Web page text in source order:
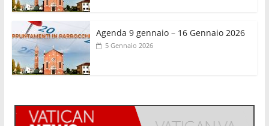
Agenda 9 gennaio – 16 Gennaio 2026
5 Gennaio 2026